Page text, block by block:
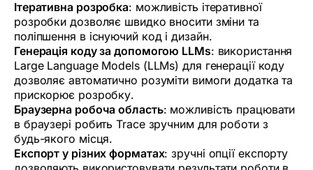
Ітеративна розробка: можливість ітеративної
розробки дозволяє швидко вносити зміни та
поліпшення в існуючий код і дизайн.
Генерація коду за допомогою LLMs: використання
Large Language Models (LLMs) для генерації коду
дозволяє автоматично розуміти вимоги додатка та
прискорює розробку.
Браузерна робоча область: можливість працювати
в браузері робить Trace зручним для роботи з
будь-якого місця.
Експорт у різних форматах: зручні опції експорту